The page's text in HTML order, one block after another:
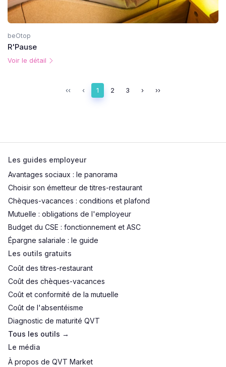
beOtop
R'Pause
Voir le détail
‹‹ ‹ 1 2 3 › ››
Les guides employeur
Avantages sociaux : le panorama
Choisir son émetteur de titres-restaurant
Chèques-vacances : conditions et plafond
Mutuelle : obligations de l'employeur
Budget du CSE : fonctionnement et ASC
Épargne salariale : le guide
Les outils gratuits
Coût des titres-restaurant
Coût des chèques-vacances
Coût et conformité de la mutuelle
Coût de l'absentéisme
Diagnostic de maturité QVT
Tous les outils →
Le média
À propos de QVT Market